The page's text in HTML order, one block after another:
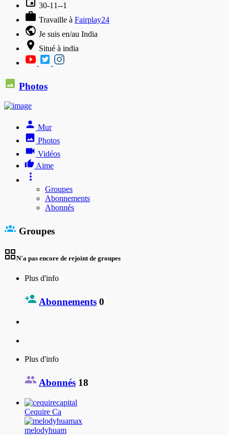
30-11--1
Travaille à Fairplay24
Je suis en/au India
Situé à india
Photos
Mur
Photos
Vidéos
Aime
Groupes
Abonnements
Abonnés
Groupes
N'a pas encore de rejoint de groupes
Plus d'info
Abonnements 0
Plus d'info
Abonnés 18
Cequire Ca
melodyhuam